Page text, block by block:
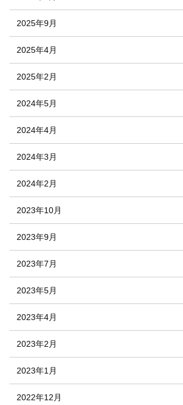
2025年9月
2025年4月
2025年2月
2024年5月
2024年4月
2024年3月
2024年2月
2023年10月
2023年9月
2023年7月
2023年5月
2023年4月
2023年2月
2023年1月
2022年12月